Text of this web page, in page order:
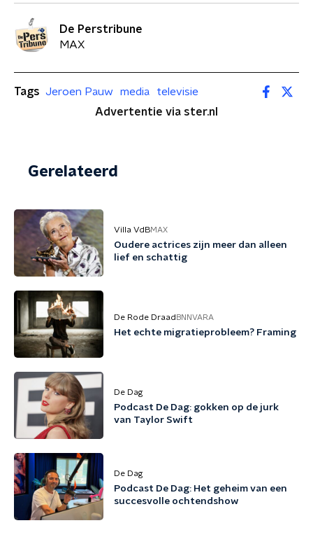
De Perstribune
MAX
Tags Jeroen Pauw media
televisie
Advertentie via ster.nl
Gerelateerd
Villa VdBMAX
Oudere actrices zijn meer dan alleen
lief en schattig
De Rode Draad BNNVARA
Het echte migratieprobleem? Framing
De Dag
Podcast De Dag: gokken op de jurk
van Taylor Swift
De Dag
Podcast De Dag: Het geheim van een
succesvolle ochtendshow